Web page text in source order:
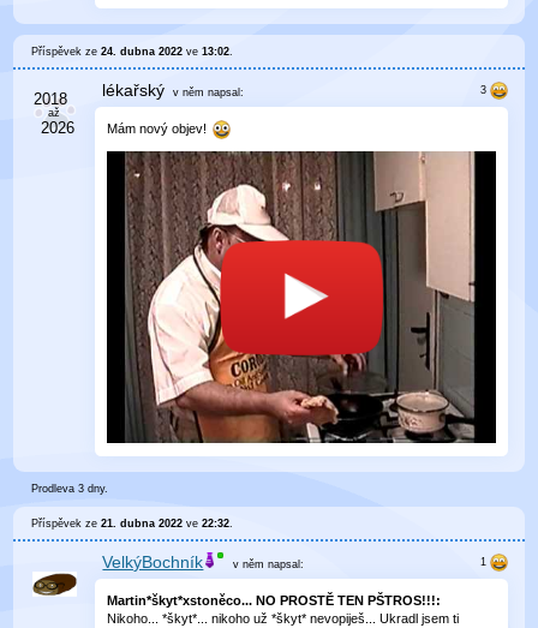
Příspěvek ze24. dubna 2022 ve13:02.
lékařský v něm napsal:
Mám nový objev!
Prodleva 3 dny.
Příspěvek ze21. dubna 2022 ve22:32.
VelkýBochník v němnapsal:
Martin*škyt*xstoněco... NO PROSTĚ TEN PŠTROS!!!:
Nikoho... *škyt*... nikoho už *škyt* nevopiješ... Ukradl jsem ti